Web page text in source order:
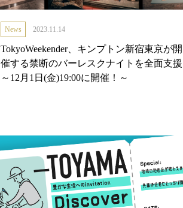
News 2023.11.14
TokyoWeekender、キンプトン新宿東京が開
催する禁断のバーレスクナイトを全面支援
～12月1日(金)19:00に開催！～